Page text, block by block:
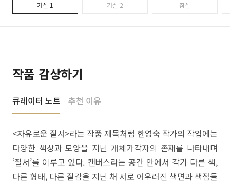
거실 1 거실 2 침실
작품 감상하기
큐레이터 노트 추천 이유
<자유로운 질서>라는 작품 제목처럼 한영숙 작가의 작업에는
다양한 색상과 모양을 지닌 개체가각자의 존재를 나타내며
‘질서’를 이루고 있다. 캔버스라는 공간 안에서 각기 다른 색,
다른 형태, 다른 질감을 지닌 채 서로 어우러진 색면과 색점들